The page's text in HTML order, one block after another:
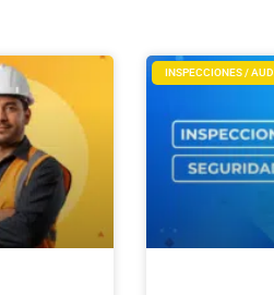
INSPECCIONES /